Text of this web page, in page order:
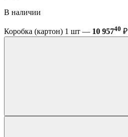
В наличии
Коробка (картон) 1 шт — 10 95740 ₽